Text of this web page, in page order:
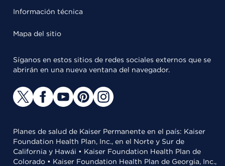
Información técnica
Mapa del sitio
Síganos en estos sitios de redes sociales externos que se
abrirán en una nueva ventana del navegador.
Planes de salud de Kaiser Permanente en el país: Kaiser
Foundation Health Plan, Inc., en el Norte y Sur de
California y Hawái • Kaiser Foundation Health Plan de
Colorado • Kaiser Foundation Health Plan de Georgia, Inc.,